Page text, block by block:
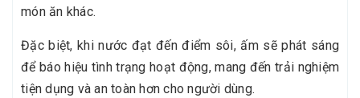
món ăn khác.
Đặc biệt, khi nước đạt đến điểm sôi, ấm sẽ phát sáng
để báo hiệu tình trạng hoạt động, mang đến trải nghiệm
tiện dụng và an toàn hơn cho người dùng.